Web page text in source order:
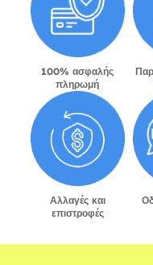
100% ασφαλής
πληρωμή
Αλλαγές και
επιστροφές